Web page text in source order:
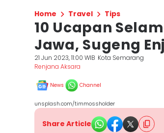
Home Travel Tips
10 Ucapan
Jawa, Sugeng
21 Jun 2023, 11:00 WIB Kota Semarang
Renjana Aksara
News Channel
unsplash.com/timmossholder
Share Article